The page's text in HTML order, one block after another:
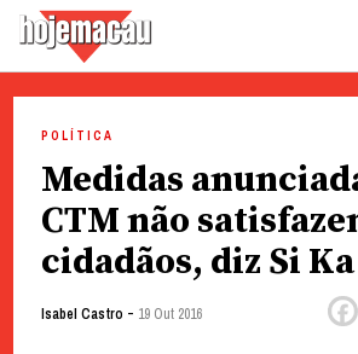
content
POLÍTICA
Medidas
CTM não
cidadãos, diz Si
Isabel Castro - 19 Out 2016